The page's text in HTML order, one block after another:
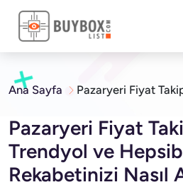
Ana Sayfa Pazaryeri Fiyat Takip
Pazaryeri Fiyat
Trendyol ve
Rekabetinizi Nasıl